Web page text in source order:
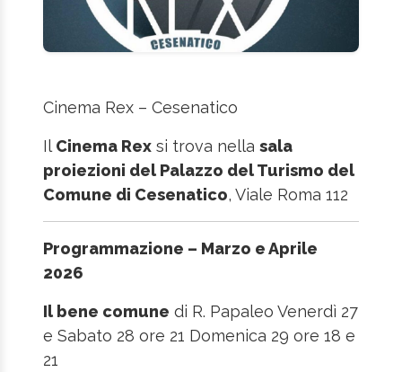
Cinema Rex – Cesenatico
IlCinema Rex si trova nella sala
proiezioni del Palazzo del Turismo del
Comune di Cesenatico, Viale Roma 112
Programmazione – Marzo e Aprile
2026
Il bene comune di R. Papaleo Venerdì 27
e Sabato 28 ore 21 Domenica 29 ore 18 e
21